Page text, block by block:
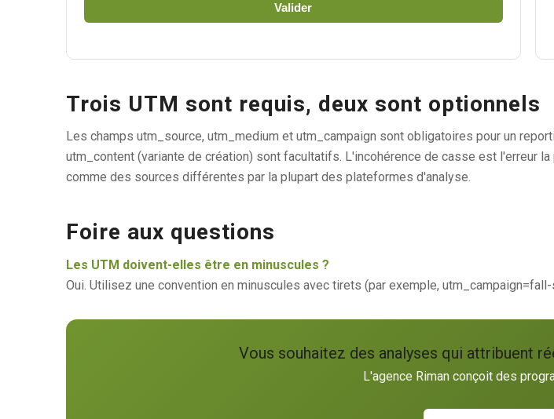
Valider
Trois UTM sont requis, deux sont optionnels
Les champs utm_source, utm_medium et utm_campaign sont obligatoires pour un
utm_content (variante de création) sont facultatifs. L'incohérence de casse est l'erreur
comme des sources différentes par la plupart des plateformes d'analyse.
Foire aux questions
Les UTM doivent-elles être en minuscules ?
Oui. Utilisez une convention en minuscules avec tirets (par exemple,
Vous souhaitez des analyses qui attribuent
L'agence Riman conçoit des